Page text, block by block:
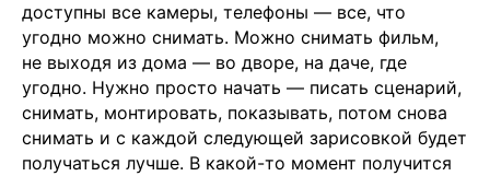
доступны все камеры, телефоны — все, что
угодно можно снимать. Можно снимать фильм,
не выходя из дома — во дворе, на даче, где
угодно. Нужно просто начать — писать сценарий,
снимать, монтировать, показывать, потом снова
снимать и с каждой следующей зарисовкой будет
получаться лучше. В какой-то момент получится